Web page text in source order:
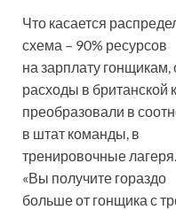
Что касается
схема – 90% ресурсов
на зарплату
расходы в британской
преобразовали в
в штат команды, в
тренировочные
«Вы получите гораздо
больше от гонщика с